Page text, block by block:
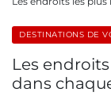
DESTINATIONS DE
Les
dans